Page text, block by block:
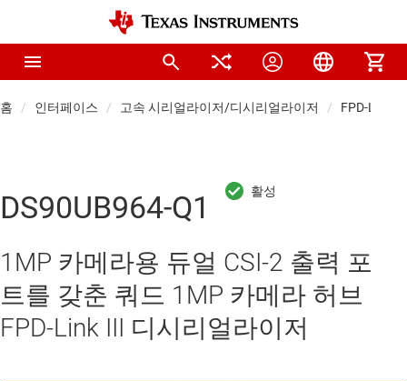
홈 인터페이스 고속 시리얼라이저/디시리얼라이저 FPD-Link
DS90UB964-Q1
1MP 카메라용 듀얼 CSI-2 출력 포
트를 갖춘 쿼드 1MP 카메라 허브
FPD-Link III 디시리얼라이저